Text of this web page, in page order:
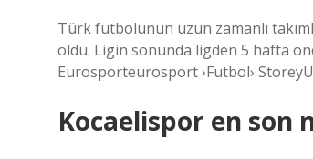
Türk futbolunun uzun zamanlı
oldu. Ligin sonunda ligden 5 hafta
Eurosporteurosport ›Futbol›
Kocaelispor en son